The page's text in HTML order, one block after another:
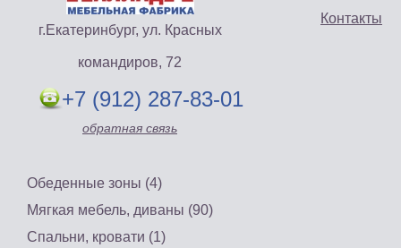
Контакты
г.Екатеринбург, ул. Красных
командиров, 72
+7 (912) 287-83-01
обратная связь
Обеденные зоны (4)
Мягкая мебель, диваны (90)
Спальни, кровати (1)